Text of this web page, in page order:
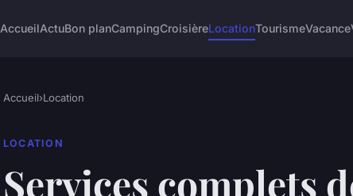
AccueilActuBon planCampingCroisièreLocationTourismeVacance
Accueil›Location
LOCATION
Services complets